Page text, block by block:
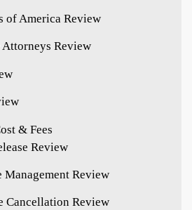
of America Review
Attorneys Review
& Fees
Review
Management Review
Cancellation Review